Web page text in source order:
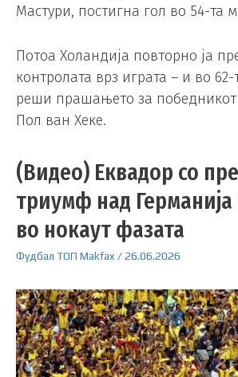
Мастури, постигна гол во 54-та
Потоа Холандија повторно ја
контролата врз играта – и во 62-
реши прашањето за победникот
Пол ван Хеке.
(Видео) Еквадор со
триумф над
во нокаут фазата
Фудбал ТОП Makfax /26.06.2026